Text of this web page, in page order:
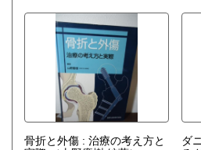
骨折と外傷 : 治療の考え方と
ダ